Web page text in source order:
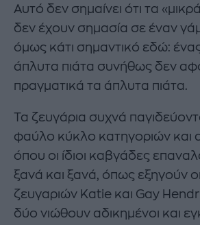
Αυτό δεν σημαίνει ότι τα
δεν έχουν σημασία σε έναν
όμως κάτι σημαντικό εδώ:
άπλυτα πιάτα συνήθως δεν
πραγματικά τα άπλυτα πιάτα.
Τα ζευγάρια συχνά
φαύλο κύκλο κατηγοριών και
όπου οι ίδιοι καβγάδες
ξανά και ξανά, όπως εξηγούν
ζευγαριών Katie και Gay
δύο νιώθουν αδικημένοι και